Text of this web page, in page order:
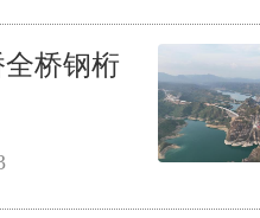
桥钢桁